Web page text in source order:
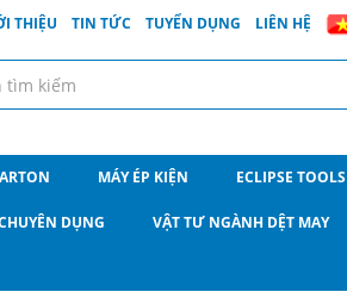
THIỆU TIN TỨC TUYỂN DỤNG LIÊN HỆ
MÁY ÉP KIỆN ECLIPSE TOOLS
DỤNG VẬT TƯ NGÀNH DỆT MAY